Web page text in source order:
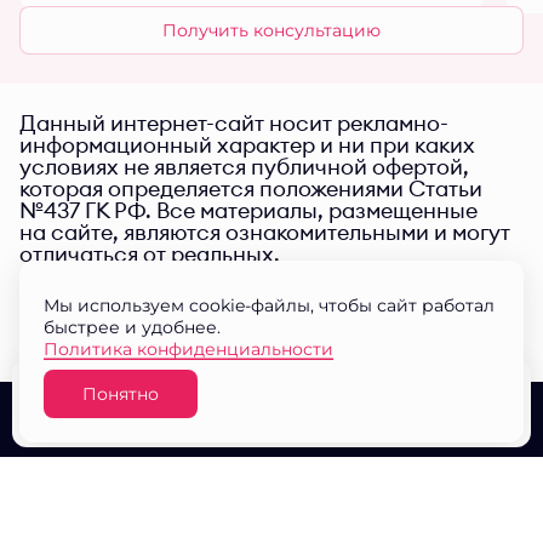
Получить консультацию
Данный интернет-сайт носит рекламно-
информационный характер и ни при каких
условиях не является публичной офертой,
которая определяется положениями Статьи
№437 ГК РФ. Все материалы, размещенные
на сайте, являются ознакомительными и могут
отличаться от реальных.
О проекте Выбор квартир
Мы используем cookie-файлы, чтобы сайт работал
быстрее и удобнее.
Политика конфиденциальности
Понятно